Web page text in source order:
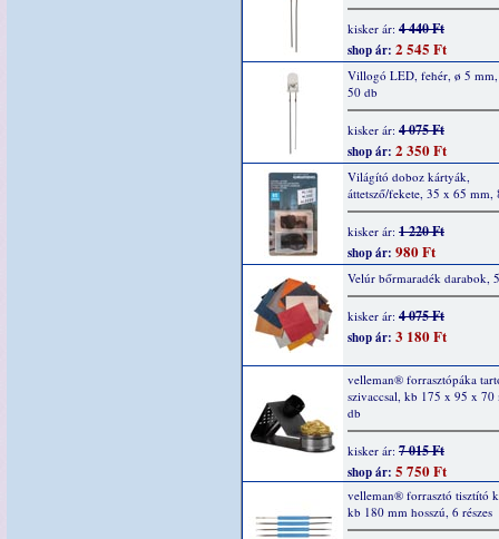
kisker ár: 4 440 Ft
shop ár: 2 545 Ft
Villogó LED, fehér, ø 5
50 db
kisker ár: 4 075 Ft
shop ár: 2 350 Ft
Világító doboz kártyák,
áttetsző/fekete, 35 x 65 mm,
kisker ár: 1 220 Ft
shop ár: 980 Ft
Velúr bőrmaradék darabok,
kisker ár: 4 075 Ft
shop ár: 3 180 Ft
velleman® forrasztópáka
szivaccsal, kb 175 x 95 x 70
db
kisker ár: 7 015 Ft
shop ár: 5 750 Ft
velleman® forrasztó tisztító
kb 180 mm hosszú, 6 részes